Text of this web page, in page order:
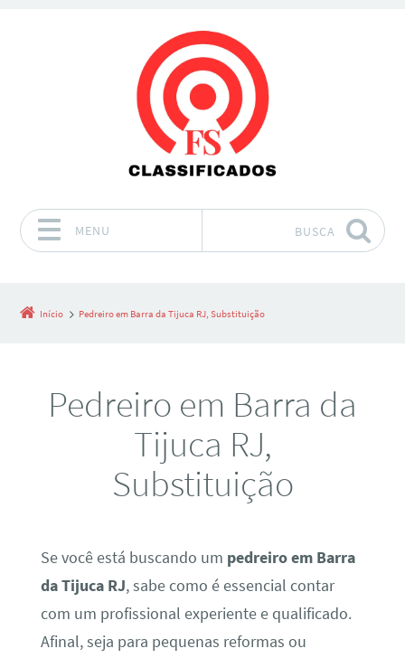
MENU BUSCA
Início Pedreiro em Barra da Tijuca RJ, Substituição
Pedreiro em Barra da
Tijuca RJ,
Substituição
Se você está buscando um pedreiro em Barra
da Tijuca RJ, sabe como é essencial contar
com um profissional experiente e qualificado.
Afinal, seja para pequenas reformas ou